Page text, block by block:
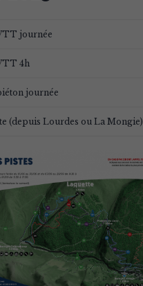
journée
4h
journée
(depuis Lourdes ou La Mongie)